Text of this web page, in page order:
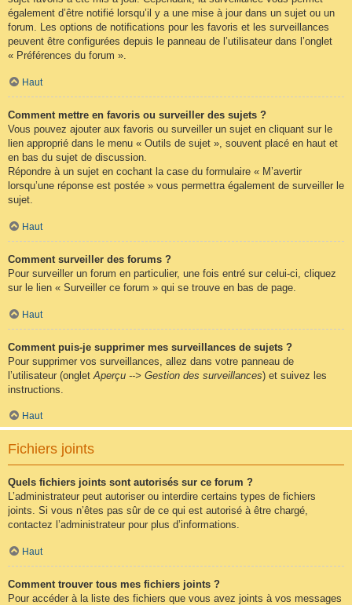
également d’être notifié lorsqu’il y a une mise à jour dans un sujet ou un
forum. Les options de notifications pour les favoris et les surveillances
peuvent être configurées depuis le panneau de l’utilisateur dans l’onglet
« Préférences du forum ».
Haut
Comment mettre en favoris ou surveiller des sujets ?
Vous pouvez ajouter aux favoris ou surveiller un sujet en cliquant sur le
lien approprié dans le menu « Outils de sujet », souvent placé en haut et
en bas du sujet de discussion.
Répondre à un sujet en cochant la case du formulaire « M’avertir
lorsqu’une réponse est postée » vous permettra également de surveiller le
sujet.
Haut
Comment surveiller des forums ?
Pour surveiller un forum en particulier, une fois entré sur celui-ci, cliquez
sur le lien « Surveiller ce forum » qui se trouve en bas de page.
Haut
Comment puis-je supprimer mes surveillances de sujets ?
Pour supprimer vos surveillances, allez dans votre panneau de
l’utilisateur (onglet Aperçu --> Gestion des surveillances) et suivez les
instructions.
Haut
Fichiers joints
Quels fichiers joints sont autorisés sur ce forum ?
L’administrateur peut autoriser ou interdire certains types de fichiers
joints. Si vous n’êtes pas sûr de ce qui est autorisé à être chargé,
contactez l’administrateur pour plus d’informations.
Haut
Comment trouver tous mes fichiers joints ?
Pour accéder à la liste des fichiers que vous avez joints à vos messages